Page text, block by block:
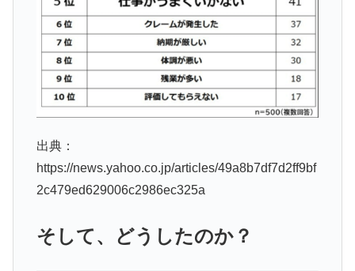
出典：
https://news.yahoo.co.jp/articles/49a8b7df7d2ff9bf
2c479ed629006c2986ec325a
そして、どうしたのか？